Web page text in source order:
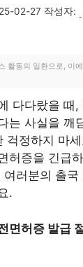
02-27 작성자:
활동의 일환으로, 이
다다랐을 때
는 사실을 깨
걱정하지 마
허증을 긴급
러분의 출
.
면허증 발급